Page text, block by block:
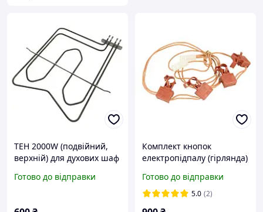
ТЕН 2000W (подвійний,
верхній) для духових шаф
C00078419
Готово до відправки
Комплект кнопок
електропідпалу (гірлянда)
Готово до відправки
5.0 (2)